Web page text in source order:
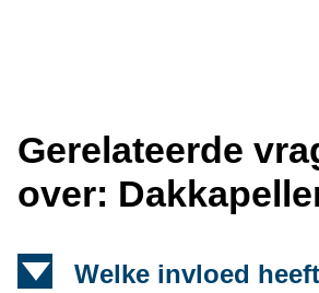
Gerelateerde
over:
d
Welke invloed